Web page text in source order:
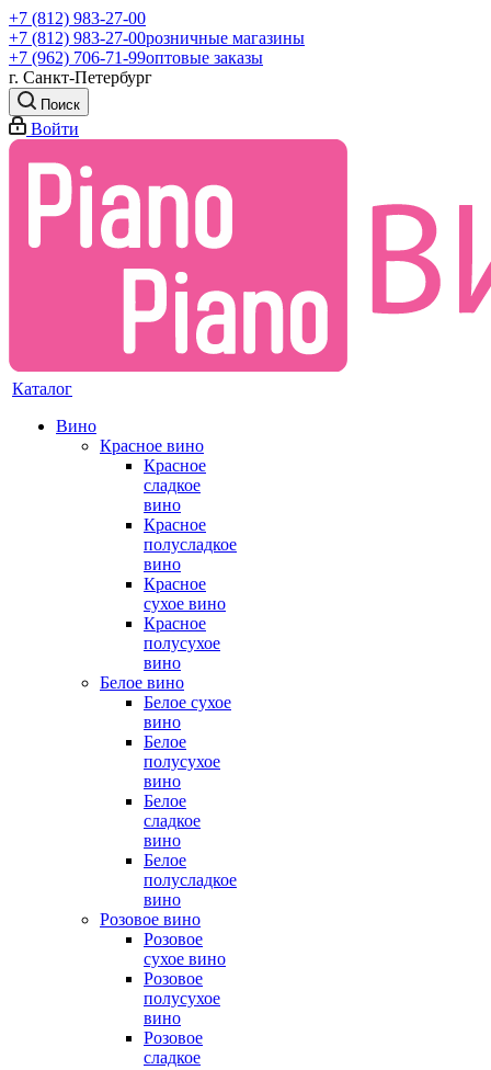
+7 (812) 983-27-00
+7 (812) 983-27-00розничные магазины
+7 (962) 706-71-99оптовые заказы
г. Санкт-Петербург
Поиск
Войти
Каталог
Вино
Красное вино
Красное
сладкое
вино
Красное
полусладкое
вино
Красное
сухое вино
Красное
полусухое
вино
Белое вино
Белое сухое
вино
Белое
полусухое
вино
Белое
сладкое
вино
Белое
полусладкое
вино
Розовое вино
Розовое
сухое вино
Розовое
полусухое
вино
Розовое
сладкое